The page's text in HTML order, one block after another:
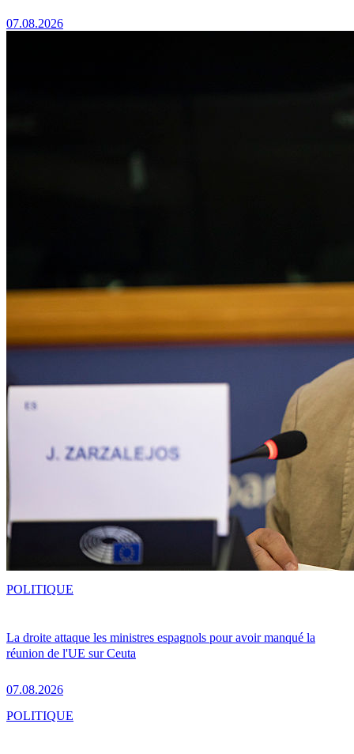
07.08.2026
La droite attaque les ministres espagnols pour avoir manqué la
réunion de l'UE sur Ceuta
07.08.2026
POLITIQUE
POLITIQUE